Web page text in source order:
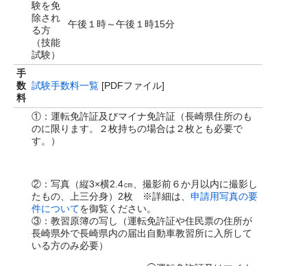
験を免
除され
る方
（技能
試験）
午後１時～午後１時15分
手
数
料
試験手数料一覧 [PDFファイル]
①：運転免許証及びマイナ免許証（長崎県住所のも
のに限ります。２枚持ちの場合は２枚とも必要で
す。）
②：写真（縦3×横2.4㎝、撮影前６か月以内に撮影し
たもの、上三分身）2枚 ※詳細は、 申請用写真の要
件についてを御覧ください。
③：教習原簿の写し（運転免許証や住民票の住所が
長崎県外で長崎県内の届出自動車教習所に入所して
いる方のみ必要）